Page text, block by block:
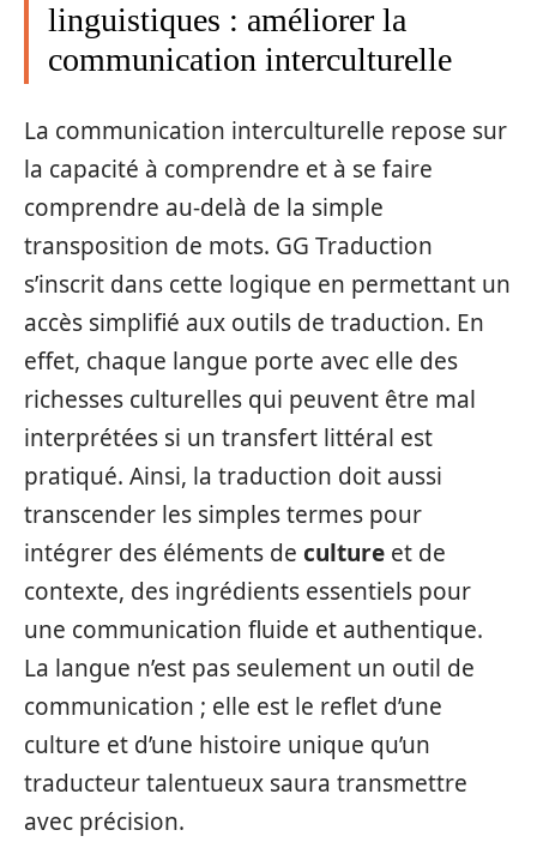
linguistiques : améliorer la
communication interculturelle
La communication interculturelle repose sur
la capacité à comprendre et à se faire
comprendre au-delà de la simple
transposition de mots. GG Traduction
s’inscrit dans cette logique en permettant un
accès simplifié aux outils de traduction. En
effet, chaque langue porte avec elle des
richesses culturelles qui peuvent être mal
interprétées si un transfert littéral est
pratiqué. Ainsi, la traduction doit aussi
transcender les simples termes pour
intégrer des éléments de culture et de
contexte, des ingrédients essentiels pour
une communication fluide et authentique.
La langue n’est pas seulement un outil de
communication ; elle est le reflet d’une
culture et d’une histoire unique qu’un
traducteur talentueux saura transmettre
avec précision.